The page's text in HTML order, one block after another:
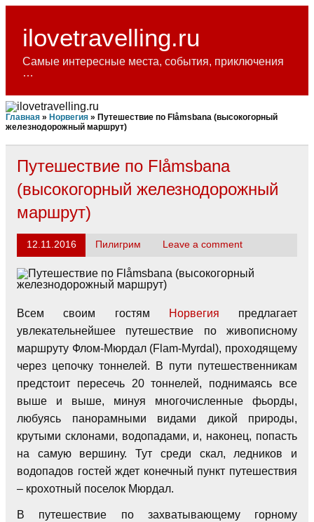
Skip
contentilovetravelling.ru
Самые интересные места, события, приключения
…
Главная » Норвегия » Путешествие по Flåmsbana (высокогорный
железнодорожный маршрут)
Путешествие по Flåmsbana
(высокогорный железнодорожный
маршрут)
12.11.2016 Пилигрим Leave a comment
Всем своим гостям Норвегия предлагает
увлекательнейшее путешествие по живописному
маршруту Флом-Мюрдал (Flam-Myrdal), проходящему
через цепочку тоннелей. В пути путешественникам
предстоит пересечь 20 тоннелей, поднимаясь все
выше и выше, минуя многочисленные фьорды,
любуясь панорамными видами дикой природы,
крутыми склонами, водопадами, и, наконец, попасть
на самую вершину. Тут среди скал, ледников и
водопадов гостей ждет конечный пункт путешествия
– крохотный поселок Мюрдал.
В путешествие по захватывающему горному